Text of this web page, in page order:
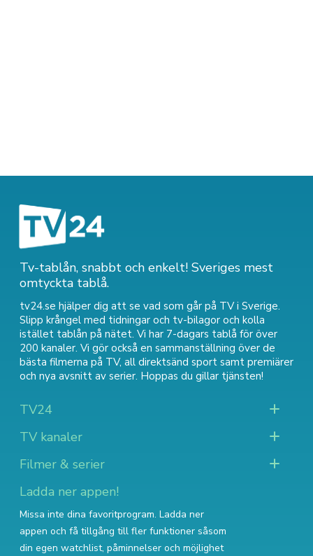
Tv-tablån, snabbt och enkelt! Sveriges mest
omtyckta tablå.
tv24.se hjälper dig att se vad som går på TV i Sverige.
Slipp krångel med tidningar och tv-bilagor och kolla
istället tablån på nätet. Vi har 7-dagars tablå för över
200 kanaler. Vi gör också en sammanställning över de
bästa filmerna på TV, all direktsänd sport samt premiärer
och nya avsnitt av serier. Hoppas du gillar tjänsten!
TV24
TV kanaler
Filmer & serier
Ladda ner appen!
Missa inte dina favoritprogram. Ladda ner
appen och få tillgång till fler funktioner såsom
din egen watchlist, påminnelser och möjlighet